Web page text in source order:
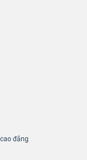
đẳng